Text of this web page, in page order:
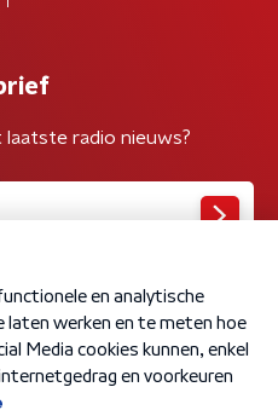
radio nieuws?